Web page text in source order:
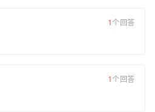
1个回答
1个回答